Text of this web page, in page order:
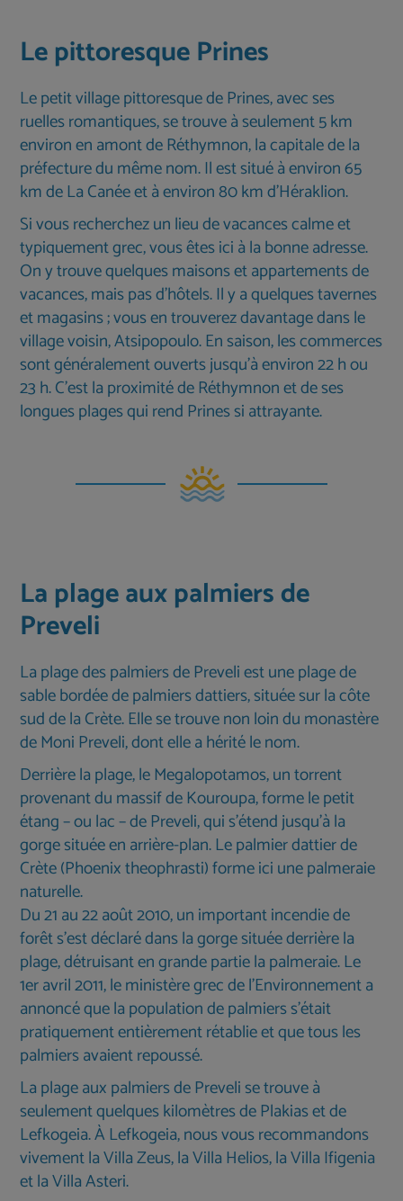
Le pittoresque Prines
Le petit village pittoresque de Prines, avec ses
ruelles romantiques, se trouve à seulement 5 km
environ en amont de Réthymnon, la capitale de la
préfecture du même nom. Il est situé à environ 65
km de La Canée et à environ 80 km d'Héraklion.
Si vous recherchez un lieu de vacances calme et
typiquement grec, vous êtes ici à la bonne adresse.
On y trouve quelques maisons et appartements de
vacances, mais pas d'hôtels. Il y a quelques tavernes
et magasins ; vous en trouverez davantage dans le
village voisin, Atsipopoulo. En saison, les commerces
sont généralement ouverts jusqu’à environ 22 h ou
23 h. C’est la proximité de Réthymnon et de ses
longues plages qui rend Prines si attrayante.
La plage aux palmiers de
Preveli
La plage des palmiers de Preveli est une plage de
sable bordée de palmiers dattiers, située sur la côte
sud de la Crète. Elle se trouve non loin du monastère
de Moni Preveli, dont elle a hérité le nom.
Derrière la plage, le Megalopotamos, un torrent
provenant du massif de Kouroupa, forme le petit
étang – ou lac – de Preveli, qui s'étend jusqu'à la
gorge située en arrière-plan. Le palmier dattier de
Crète (Phoenix theophrasti) forme ici une palmeraie
naturelle.
Du 21 au 22 août 2010, un important incendie de
forêt s'est déclaré dans la gorge située derrière la
plage, détruisant en grande partie la palmeraie. Le
1er avril 2011, le ministère grec de l’Environnement a
annoncé que la population de palmiers s’était
pratiquement entièrement rétablie et que tous les
palmiers avaient repoussé.
La plage aux palmiers de Preveli se trouve à
seulement quelques kilomètres de Plakias et de
Lefkogeia. À Lefkogeia, nous vous recommandons
vivement la Villa Zeus, la Villa Helios, la Villa Ifigenia
et la Villa Asteri.